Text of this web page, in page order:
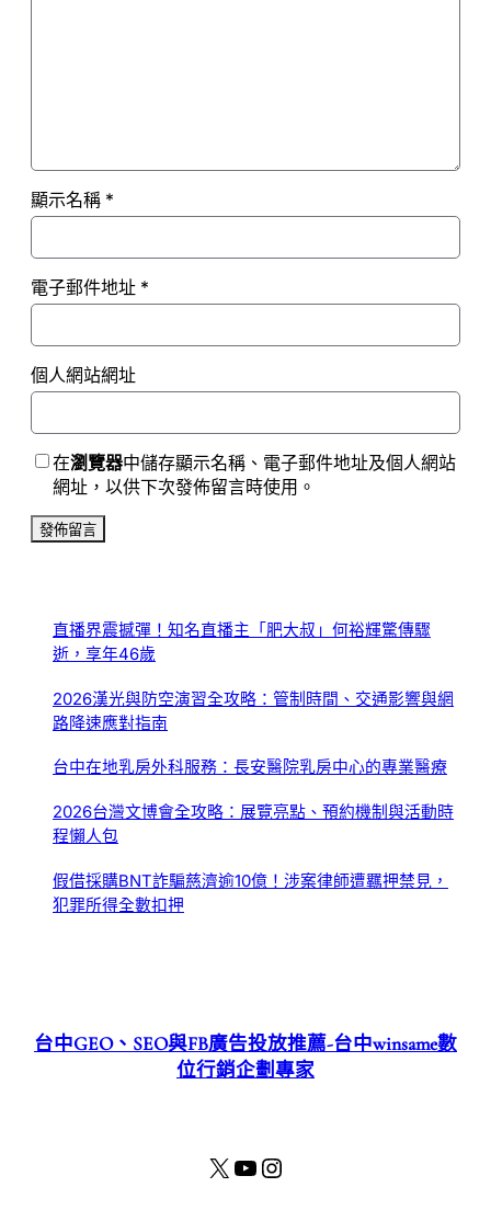
顯示名稱 *
電子郵件地址 *
個人網站網址
在瀏覽器中儲存顯示名稱、電子郵件地址及個人網站
網址，以供下次發佈留言時使用。
直播界震撼彈！知名直播主「肥大叔」何裕輝驚傳驟
逝，享年46歲
2026漢光與防空演習全攻略：管制時間、交通影響與網
路降速應對指南
台中在地乳房外科服務：長安醫院乳房中心的專業醫療
2026台灣文博會全攻略：展覽亮點、預約機制與活動時
程懶人包
假借採購BNT詐騙慈濟逾10億！涉案律師遭羈押禁見，
犯罪所得全數扣押
台中GEO、SEO與FB廣告投放推薦-台中winsame數
位行銷企劃專家
X YouTube Instagram